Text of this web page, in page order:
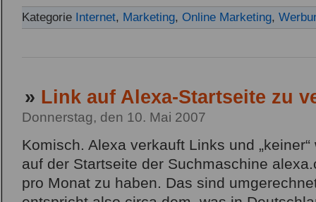
Kategorie Internet, Marketing, Online Marketing,
» Link auf Alexa-Startseite zu
Donnerstag, den 10. Mai 2007
Komisch. Alexa verkauft Links und
auf der Startseite der Suchmaschine
pro Monat zu haben. Das sind